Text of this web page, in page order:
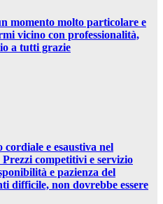
momento molto particolare e
vicino con professionalità,
a tutti grazie
e esaustiva nel
competitivi e servizio
e pazienza del
difficile, non dovrebbe essere